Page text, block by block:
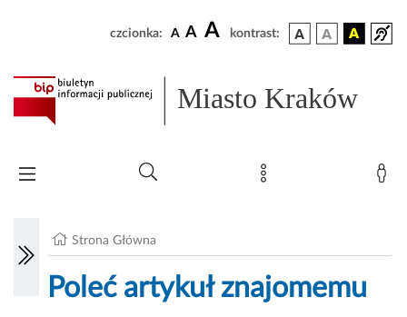
czcionka: A A A kontrast:
Miasto Kraków
Strona Główna
Poleć artykuł znajomemu